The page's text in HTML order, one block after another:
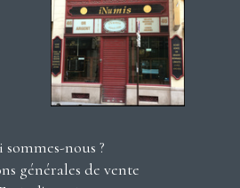
nous ?
générales de vente